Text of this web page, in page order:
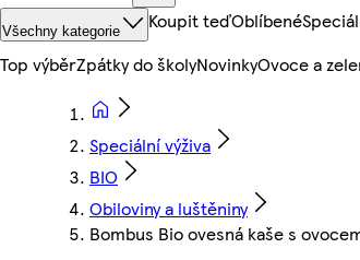
Všechny kategorie Koupit teďOblíbené
Top výběrZpátky do školyNovinkyOvoce a
Speciální výživa
BIO
Obiloviny a luštěniny
Bombus Bio ovesná kaše s